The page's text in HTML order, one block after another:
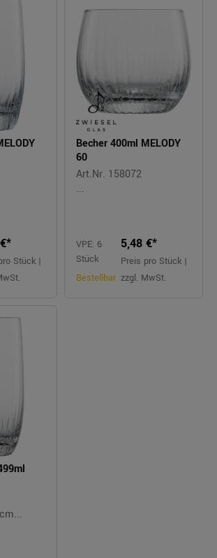
Stück |
Becher 400ml MELODY
60
Art.Nr. 158072
...
VPE: 6
Stück
Bestellbar
5,48 €*
Preis pro Stück |
zzgl. MwSt.